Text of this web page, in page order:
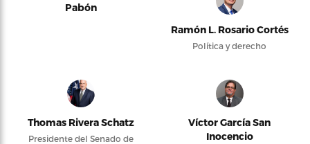
Pabón
Ramón L. Rosario Cortés
Política y derecho
Thomas Rivera Schatz
Presidente del Senado de
Víctor García San
Inocencio